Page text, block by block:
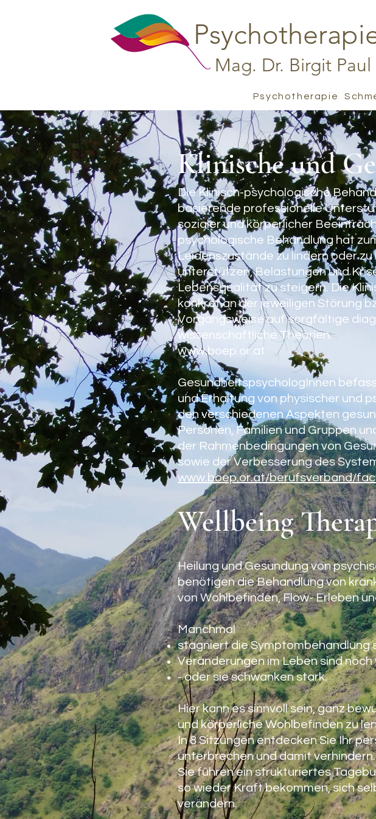
Mag. Dr. Birgit Paul
Psychotherapie
Klinische und
Die Klinisch-psychologische
basierende professionelle
sozialer und körperlicher
psychologische Behandlung hat
Leidenszustände zu lindern oder
unterstützen, Belastungen und
Lebensqualität zu steigern. Die
konkret an der jeweiligen Störung
Vorgangsweise auf sorgfältige
wissenschaftliche Theorien.
www.boep.or.at
GesundheitspsychologInnen
und Erhaltung von physischer und
den verschiedenen Aspekten
Personen, Familien und Gruppen
der Rahmenbedingungen von
sowie der Verbesserung des
www.boep.or.at/berufsverband/
Wellbeing
Heilung und Gesundung von
benötigen die Behandlung von
von Wohlbefinden, Flow- Erleben
Manchmal
stagniert die Symptombehandlung
Veränderungen im Leben sind
- oder sie schwanken stark.
Hier kann es sinnvoll sein, ganz
und körperliche Wohlbefinden zu
In 8 Sitzungen entdecken Sie Ihr
unterbrechen und damit verhindern.
Sie führen ein strukturiertes
so wieder Kraft bekommen, sich
verändern.